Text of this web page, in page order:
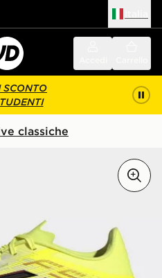
SCONTO
classiche